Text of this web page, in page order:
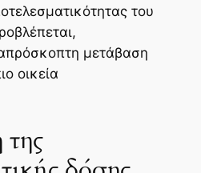
του
μετάβαση
οικεία